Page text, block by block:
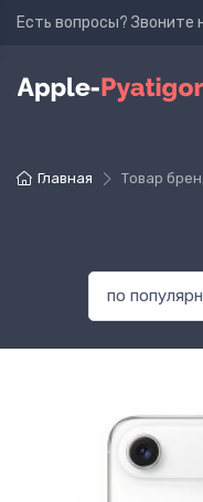
Есть вопросы? Звоните
Главная Товар